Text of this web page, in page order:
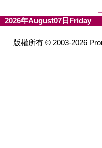
2026年August07日Friday
版權所有 © 2003-2026